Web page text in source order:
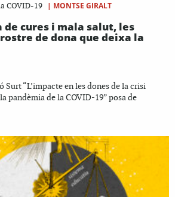
COVID-19
| MONTSE GIRALT
de cures i mala salut, les
de dona que deixa la
Surt “L’impacte en les dones de la crisi
pandèmia de la COVID-19” posa de